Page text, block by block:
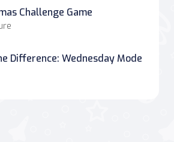
Challenge Game
Difference: Wednesday Mode